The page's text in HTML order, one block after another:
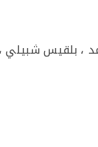
، بلقيس